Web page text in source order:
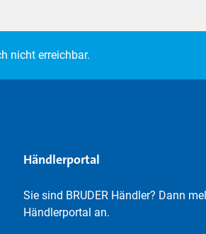
nicht erreichbar.
Händlerportal
Sie sind BRUDER Händler? Dann
Händlerportal an.